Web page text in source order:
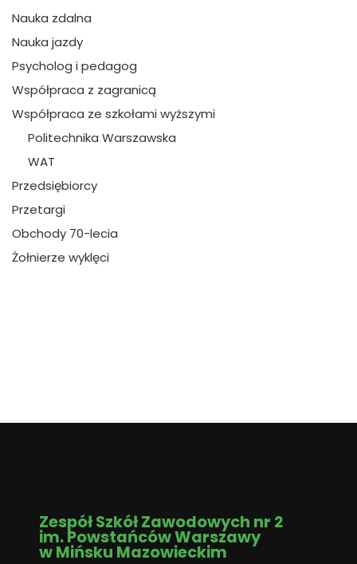
Nauka zdalna
Nauka jazdy
Psycholog i pedagog
Współpraca z zagranicą
Współpraca ze szkołami wyższymi
Politechnika Warszawska
WAT
Przedsiębiorcy
Przetargi
Obchody 70-lecia
Żołnierze wyklęci
Zespół Szkół Zawodowych nr 2
im. Powstańców Warszawy
w Mińsku Mazowieckim